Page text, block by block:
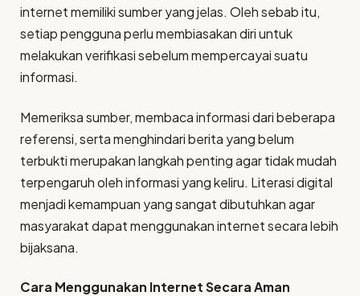
internet memiliki sumber yang jelas. Oleh sebab itu,
setiap pengguna perlu membiasakan diri untuk
melakukan verifikasi sebelum mempercayai suatu
informasi.
Memeriksa sumber, membaca informasi dari beberapa
referensi, serta menghindari berita yang belum
terbukti merupakan langkah penting agar tidak mudah
terpengaruh oleh informasi yang keliru. Literasi digital
menjadi kemampuan yang sangat dibutuhkan agar
masyarakat dapat menggunakan internet secara lebih
bijaksana.
Cara Menggunakan Internet Secara Aman